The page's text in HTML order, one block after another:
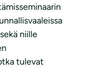
niille
tulevat